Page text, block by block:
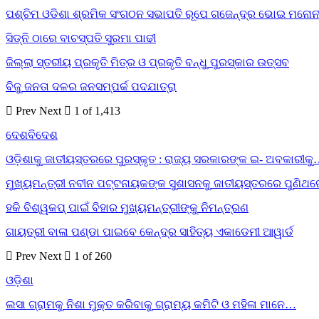
ପଶ୍ଚିମ ଓଡିଶା ଶ୍ରମିକ ସଂଗଠନ ସଭାପତି ରୂପେ ଗଜେନ୍ଦ୍ର ଭୋଇ
ସିଡ୍‌ନି ଠାରେ ବାଚସ୍ପତି ସୁରମା ପାଢୀ
ଜିଲ୍ଲା ସ୍ତରୀୟ ପ୍ରକୃତି ମିତ୍ର ଓ ପ୍ରକୃତି ବନ୍ଧୁ ପୁରସ୍କାର ଉତ୍ସବ
ବିଜୁ ଜନତା ଦଳର ଜନସମ୍ପର୍କ ପଦଯାତ୍ରା
Prev Next
1 of 1,413
ଦେଶବିଦେଶ
ଓଡ଼ିଶାକୁ ଜାତୀୟସ୍ତରରେ ପୁରସ୍କୃତ : ରାଜ୍ୟ ସରକାରଙ୍କ ଇ-
ମୁଖ୍ୟମନ୍ତ୍ରୀ ନବୀନ ପଟ୍ଟନାୟକଙ୍କ ସୁଶାସନକୁ ଜାତୀୟସ୍ତରରେ
ହକି ବିଶ୍ୱକପ୍ ପାଇଁ ବିହାର ମୁଖ୍ୟମନ୍ତ୍ରୀଙ୍କୁ ନିମନ୍ତ୍ରଣ
ଗାୟତ୍ରୀ ବାଳା ପଣ୍ଡା ପାଇବେ କେନ୍ଦ୍ର ସାହିତ୍ୟ ଏକାଡେମୀ ଆୱାର୍ଡ
Prev Next
1 of 260
ଓଡ଼ିଶା
ଲସା ଗ୍ରାମକୁ ନିଶା ମୁକ୍ତ କରିବାକୁ ଗ୍ରାମ୍ୟ କମିଟି ଓ ମହିଳା ମାନେ…